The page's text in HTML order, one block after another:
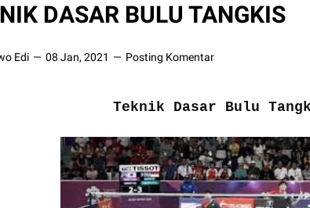
DASAR BULU TANGKIS
Edi 08 Jan, 2021 Posting Komentar
Teknik Dasar Bulu